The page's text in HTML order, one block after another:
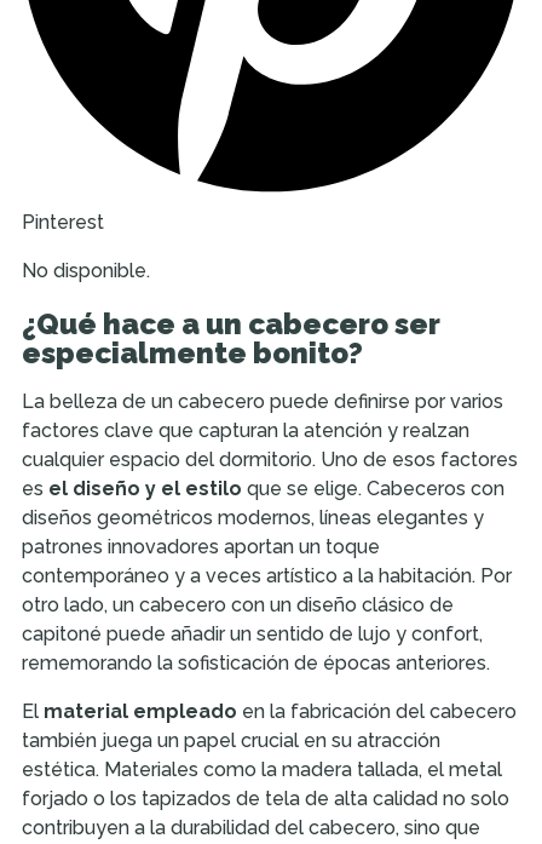
Pinterest
No disponible.
¿Qué hace a un cabecero ser
especialmente bonito?
La belleza de un cabecero puede definirse por varios
factores clave que capturan la atención y realzan
cualquier espacio del dormitorio. Uno de esos factores
es el diseño y el estilo que se elige. Cabeceros con
diseños geométricos modernos, líneas elegantes y
patrones innovadores aportan un toque
contemporáneo y a veces artístico a la habitación. Por
otro lado, un cabecero con un diseño clásico de
capitoné puede añadir un sentido de lujo y confort,
rememorando la sofisticación de épocas anteriores.
El material empleado en la fabricación del cabecero
también juega un papel crucial en su atracción
estética. Materiales como la madera tallada, el metal
forjado o los tapizados de tela de alta calidad no solo
contribuyen a la durabilidad del cabecero, sino que